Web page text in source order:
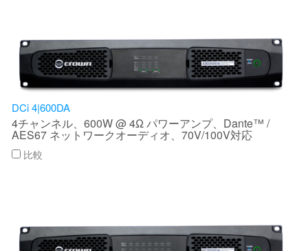
DCi 4|600DA
4チャンネル、600W @ 4Ω パワーアンプ、Dante™ /
AES67 ネットワークオーディオ、70V/100V対応
比較